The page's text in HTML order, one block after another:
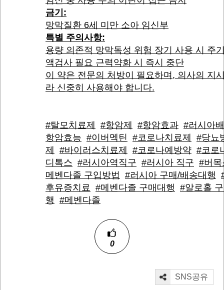
금기:
망막질환 6세 미만 소아 임신부
특별 주의사항:
용량 의존적 망막독성 위험 장기 사용 시 주
액검사 필요 근력약화 시 즉시 중단
이 약은 전문의 처방이 필요하며, 의사의 지
라 신중히 사용해야 합니다.
#탈모치료제 #항암제 #항암효과 #러시아
항암효능 #이버멕틴 #코로나치료제
#당뇨
제
#바이러스치료제 #코로나예방약 #코로
디톡스 #러시아역직구 #러시아 직구 #버목
메벤다졸 구입방법
#러시아 구매/배송대행
후유증치료 #메벤다졸 구매대행 #알로홀
행 #메벤다졸
0
SNS공유